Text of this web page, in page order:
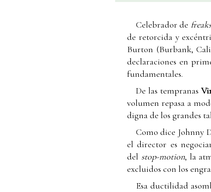
Celebrador de freaks
de retorcida y
Burton (Burbank,
declaraciones en
fundamentales.
De las tempranas
volumen repasa a
digna de los grandes
Como dice Johnny
el director es
del stop-motion, la
excluidos con los
Esa ductilidad